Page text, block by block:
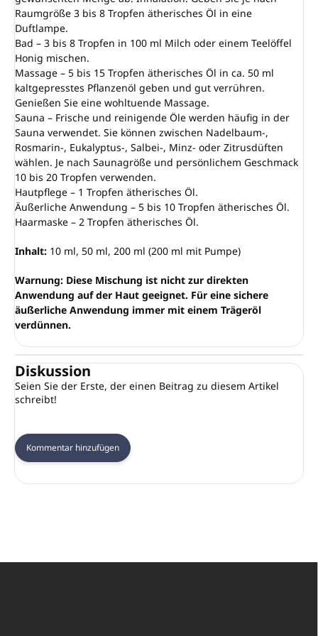
Raumgröße 3 bis 8 Tropfen ätherisches Öl in eine
Duftlampe.
Bad – 3 bis 8 Tropfen in 100 ml Milch oder einem Teelöffel
Honig mischen.
Massage – 5 bis 15 Tropfen ätherisches Öl in ca. 50 ml
kaltgepresstes Pflanzenöl geben und gut verrühren.
Genießen Sie eine wohltuende Massage.
Sauna – Frische und reinigende Öle werden häufig in der
Sauna verwendet. Sie können zwischen Nadelbaum-,
Rosmarin-, Eukalyptus-, Salbei-, Minz- oder Zitrusdüften
wählen. Je nach Saunagröße und persönlichem Geschmack
10 bis 20 Tropfen verwenden.
Hautpflege – 1 Tropfen ätherisches Öl.
Äußerliche Anwendung – 5 bis 10 Tropfen ätherisches Öl.
Haarmaske – 2 Tropfen ätherisches Öl.
Inhalt: 10 ml, 50 ml, 200 ml (200 ml mit Pumpe)
Warnung: Diese Mischung ist nicht zur direkten
Anwendung auf der Haut geeignet. Für eine sichere
äußerliche Anwendung immer mit einem Trägeröl
verdünnen.
Diskussion
Seien Sie der Erste, der einen Beitrag zu diesem Artikel
schreibt!
Kommentar hinzufügen